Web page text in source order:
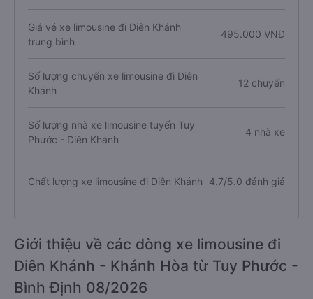
Giá vé xe limousine đi Diên Khánh
trung bình
495.000 VNĐ
Số lượng chuyến xe limousine đi Diên
Khánh
12 chuyến
Số lượng nhà xe limousine tuyến Tuy
Phước - Diên Khánh
4 nhà xe
Chất lượng xe limousine đi Diên Khánh 4.7/5.0 đánh giá
Giới thiệu về các dòng xe limousine đi
Diên Khánh - Khánh Hòa từ Tuy Phước -
Bình Định 08/2026